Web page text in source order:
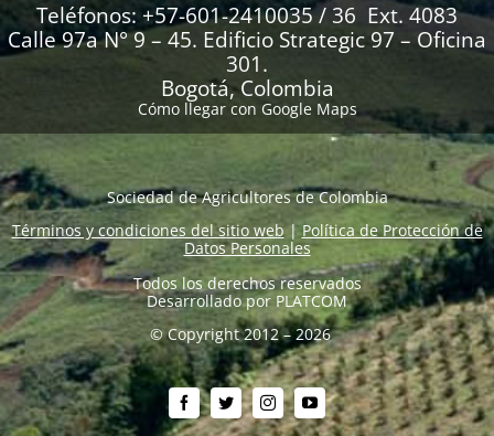
Teléfonos: +57-601-2410035 / 36 Ext. 4083
Calle 97a N° 9 – 45. Edificio Strategic 97 – Oficina
301.
Bogotá, Colombia
Cómo llegar con Google Maps
Sociedad de Agricultores de Colombia
Términos y condiciones del sitio web|Política de Protección de
Datos Personales
Todos los derechos reservados
Desarrollado por PLATCOM
© Copyright 2012 – 2026